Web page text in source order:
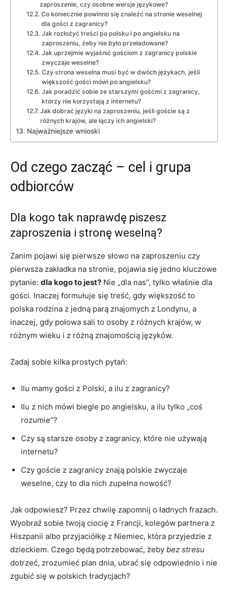
zaproszenie, czy osobne wersje językowe?
Co koniecznie powinno się znaleźć na stronie weselnej
dla gości z zagranicy?
Jak rozłożyć treści po polsku i po angielsku na
zaproszeniu, żeby nie było przeładowane?
Jak uprzejmie wyjaśnić gościom z zagranicy polskie
zwyczaje weselne?
Czy strona weselna musi być w dwóch językach, jeśli
większość gości mówi po angielsku?
Jak poradzić sobie ze starszymi gośćmi z zagranicy,
którzy nie korzystają z internetu?
Jak dobrać języki na zaproszeniu, jeśli goście są z
różnych krajów, ale łączy ich angielski?
Najważniejsze wnioski
Od czego zacząć – cel i grupa
odbiorców
Dla kogo tak naprawdę piszesz
zaproszenia i stronę weselną?
Zanim pojawi się pierwsze słowo na zaproszeniu czy
pierwsza zakładka na stronie, pojawia się jedno kluczowe
pytanie: dla kogo to jest? Nie „dla nas”, tylko właśnie dla
gości. Inaczej formułuje się treść, gdy większość to
polska rodzina z jedną parą znajomych z Londynu, a
inaczej, gdy połowa sali to osoby z różnych krajów, w
różnym wieku i z różną znajomością języków.
Zadaj sobie kilka prostych pytań:
Ilu mamy gości z Polski, a ilu z zagranicy?
Ilu z nich mówi biegle po angielsku, a ilu tylko „coś
rozumie”?
Czy są starsze osoby z zagranicy, które nie używają
internetu?
Czy goście z zagranicy znają polskie zwyczaje
weselne, czy to dla nich zupełna nowość?
Jak odpowiesz? Przez chwilę zapomnij o ładnych frazach.
Wyobraź sobie twoją ciocię z Francji, kolegów partnera z
Hiszpanii albo przyjaciółkę z Niemiec, która przyjedzie z
dzieckiem. Czego będą potrzebować, żeby bez stresu
dotrzeć, zrozumieć plan dnia, ubrać się odpowiednio i nie
zgubić się w polskich tradycjach?